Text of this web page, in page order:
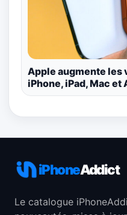
Apple augmente les
iPhone, iPad, Mac et
iPhoneAddict
Le catalogue